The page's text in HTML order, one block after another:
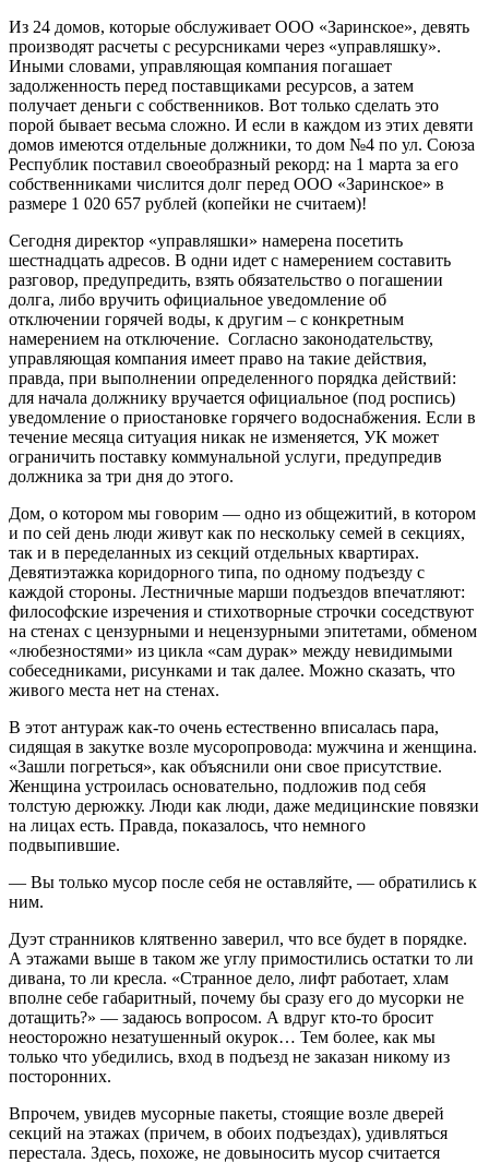
Из 24 домов, которые обслуживает ООО «Заринское», девять
производят расчеты с ресурсниками через «управляшку».
Иными словами, управляющая компания погашает
задолженность перед поставщиками ресурсов, а затем
получает деньги с собственников. Вот только сделать это
порой бывает весьма сложно. И если в каждом из этих девяти
домов имеются отдельные должники, то дом №4 по ул. Союза
Республик поставил своеобразный рекорд: на 1 марта за его
собственниками числится долг перед ООО «Заринское» в
размере 1 020 657 рублей (копейки не считаем)!
Сегодня директор «управляшки» намерена посетить
шестнадцать адресов. В одни идет с намерением составить
разговор, предупредить, взять обязательство о погашении
долга, либо вручить официальное уведомление об
отключении горячей воды, к другим – с конкретным
намерением на отключение. Согласно законодательству,
управляющая компания имеет право на такие действия,
правда, при выполнении определенного порядка действий:
для начала должнику вручается официальное (под роспись)
уведомление о приостановке горячего водоснабжения. Если в
течение месяца ситуация никак не изменяется, УК может
ограничить поставку коммунальной услуги, предупредив
должника за три дня до этого.
Дом, о котором мы говорим — одно из общежитий, в котором
и по сей день люди живут как по нескольку семей в секциях,
так и в переделанных из секций отдельных квартирах.
Девятиэтажка коридорного типа, по одному подъезду с
каждой стороны. Лестничные марши подъездов впечатляют:
философские изречения и стихотворные строчки соседствуют
на стенах с цензурными и нецензурными эпитетами, обменом
«любезностями» из цикла «сам дурак» между невидимыми
собеседниками, рисунками и так далее. Можно сказать, что
живого места нет на стенах.
В этот антураж как-то очень естественно вписалась пара,
сидящая в закутке возле мусоропровода: мужчина и женщина.
«Зашли погреться», как объяснили они свое присутствие.
Женщина устроилась основательно, подложив под себя
толстую дерюжку. Люди как люди, даже медицинские повязки
на лицах есть. Правда, показалось, что немного
подвыпившие.
— Вы только мусор после себя не оставляйте, — обратились к
ним.
Дуэт странников клятвенно заверил, что все будет в порядке.
А этажами выше в таком же углу примостились остатки то ли
дивана, то ли кресла. «Странное дело, лифт работает, хлам
вполне себе габаритный, почему бы сразу его до мусорки не
дотащить?» — задаюсь вопросом. А вдруг кто-то бросит
неосторожно незатушенный окурок… Тем более, как мы
только что убедились, вход в подъезд не заказан никому из
посторонних.
Впрочем, увидев мусорные пакеты, стоящие возле дверей
секций на этажах (причем, в обоих подъездах), удивляться
перестала. Здесь, похоже, не довыносить мусор считается